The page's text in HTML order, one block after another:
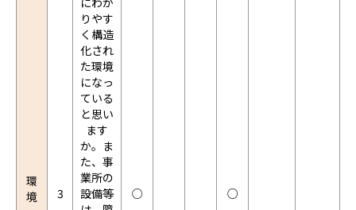
環
境
3
りやす
く構造
化され
た環境
になっ
ている
と思い
ます
か。ま
た、事
業所の
設備等
○ ○